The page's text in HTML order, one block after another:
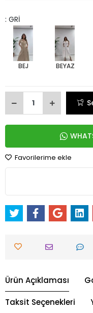
: GRİ
BEJ BEYAZ
Favorilerime ekle
Ürün Açıklaması
Taksit Seçenekleri